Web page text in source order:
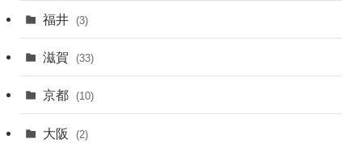
福井 (3)
滋賀 (33)
京都 (10)
大阪 (2)